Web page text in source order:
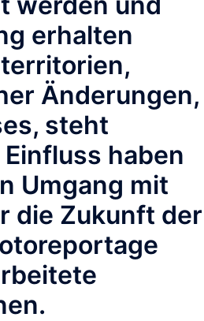
erhalten
Änderungen,
steht
haben
Umgang mit
die Zukunft der